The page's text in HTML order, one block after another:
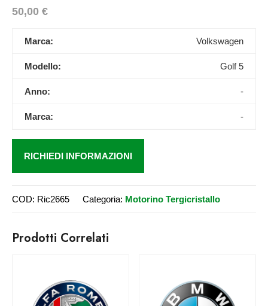
50,00 €
Marca: Volkswagen
Modello: Golf 5
Anno: -
Marca: -
RICHIEDI INFORMAZIONI
COD: Ric2665 Categoria: Motorino Tergicristallo
Prodotti Correlati